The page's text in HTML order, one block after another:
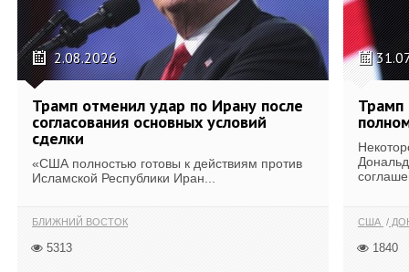
2.08.2026
Трамп отменил удар по Ирану после
согласования основных условий
сделки
«США полностью готовы к действиям против
Исламской Республики Иран...
БЛИЖНИЙ ВОСТОК
5313
Трамп
США
1840